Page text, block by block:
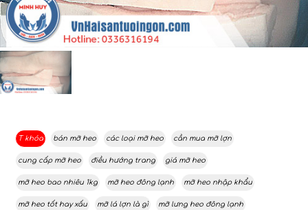
T khóa bán mỡ heo các loại mỡ heo cần mua mỡ lợn
cung cấp mỡ heo điều hướng trang giá mỡ heo
mỡ heo bao nhiêu 1kg mỡ heo đông lạnh mỡ heo nhập khẩu
mỡ heo tốt hay xấu mỡ lá lợn là gì mỡ lưng heo đông lạnh